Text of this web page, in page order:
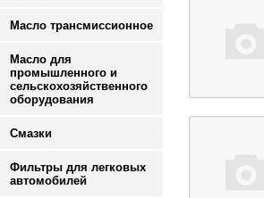
Масло трансмиссионное
Масло для
промышленного и
сельскохозяйственного
оборудования
Смазки
Фильтры для легковых
автомобилей